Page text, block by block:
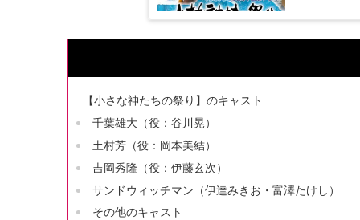
【小さな神たちの祭り】のキャスト
千葉雄大（役：谷川晃）
土村芳（役：岡本美結）
吉岡秀隆（役：伊藤玄次）
サンドウィッチマン（伊達みきお・富澤たけし）
その他のキャスト